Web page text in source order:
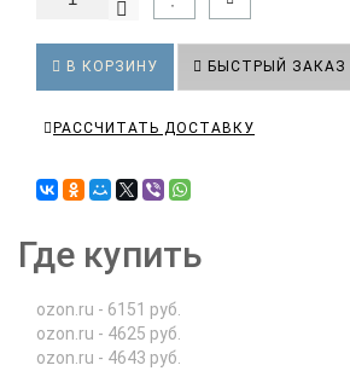
В КОРЗИНУ БЫСТРЫЙ ЗАКАЗ
РАССЧИТАТЬ ДОСТАВКУ
Где купить
ozon.ru - 6151 руб.
ozon.ru - 4625 руб.
ozon.ru - 4643 руб.